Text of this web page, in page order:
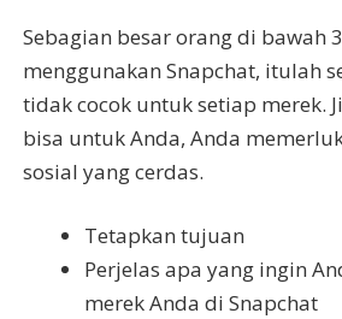
Sebagian besar orang di bawah
menggunakan Snapchat, itulah
tidak cocok untuk setiap merek.
bisa untuk Anda, Anda
sosial yang cerdas.
Tetapkan tujuan
Perjelas apa yang ingin
merek Anda di Snapchat